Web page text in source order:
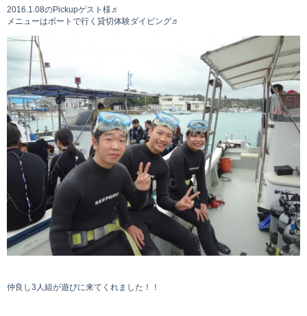
お問い合わせ
2016.1.08のPickupゲスト様♬
メニューはボートで行く貸切体験ダイビング♬
仲良し3人組が遊びに来てくれました！！